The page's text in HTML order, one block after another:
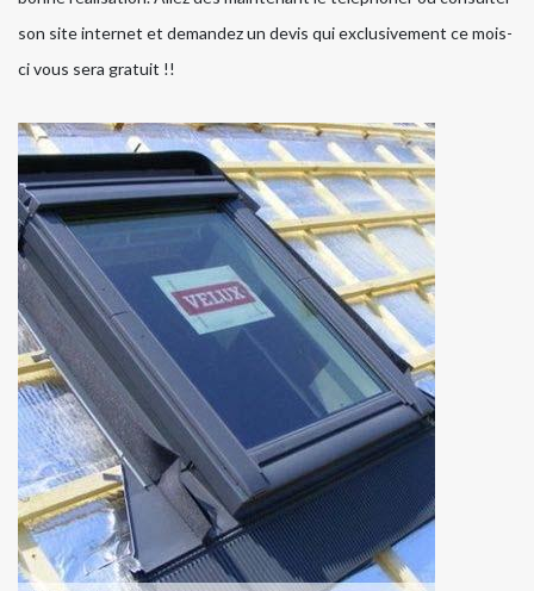
son site internet et demandez un devis qui exclusivement ce mois-
ci vous sera gratuit !!